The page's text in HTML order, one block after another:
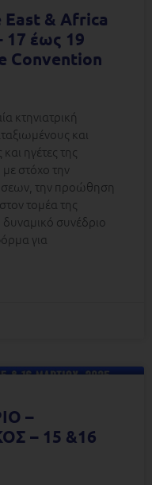
East & Africa
17 έως 19
Convention
κτηνιατρική
και
ηγέτες της
στόχο την
την προώθηση
τομέα της
δυναμικό συνέδριο
για
–
– 15 &16